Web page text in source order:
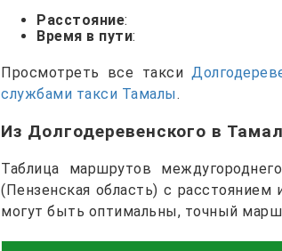
Расстояние:
Время в пути:
Просмотреть все такси
службами такси Тамалы.
Из Долгодеревенского в
Таблица маршрутов
(Пензенская область) с
могут быть оптимальны, точный